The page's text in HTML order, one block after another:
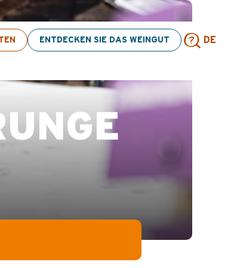
ENTDECKEN SIE DAS WEINGUT DE
> Hier klicken